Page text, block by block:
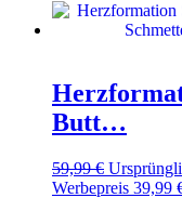
Butt…
59,99€
Werbepreis 39,99